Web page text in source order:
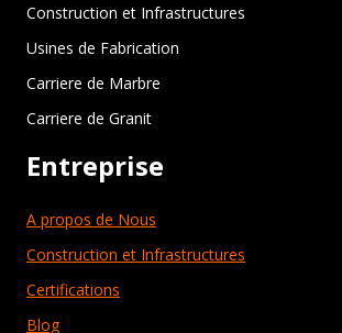
Construction et Infrastructures
Usines de Fabrication
Carriere de Marbre
Carriere de Granit
Entreprise
A propos de Nous
Construction et Infrastructures
Certifications
Blog